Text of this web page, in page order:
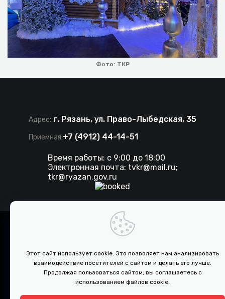
Фото: ТКР
Адрес: г. Рязань, ул. Право-Лыбедская, 35
Приемная:+7 (4912) 44-14-51
Время работы: с 9:00 до 18:00
Электронная почта: tvkr@mail.ru;
tkr@ryazan.gov.ru
2026 . Все права защищены. ТКР.
Разработка сайта IT-media
ПРОТИВОДЕЙСТВИЕ КОРРУПЦИИ
Этот сайт использует cookie. Это позволяет нам анализировать
взаимодействие посетителей с сайтом и делать его лучше.
Продолжая пользоваться сайтом, вы соглашаетесь с
использованием файлов cookie.